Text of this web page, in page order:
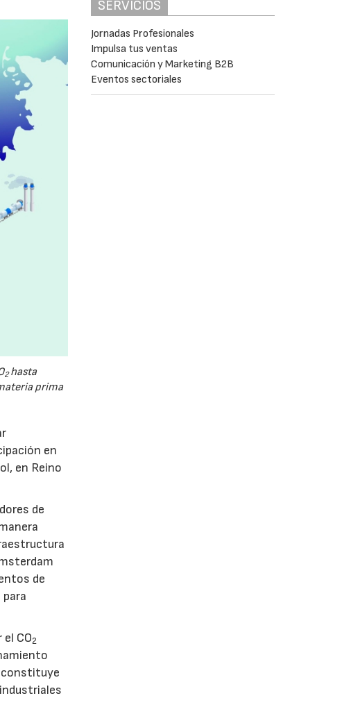
2hasta
prima
en
en Reino
de
de
CO2
constituye
SERVICIOS
Jornadas Profesionales
Impulsa tus ventas
Comunicación y Marketing B2B
Eventos sectoriales